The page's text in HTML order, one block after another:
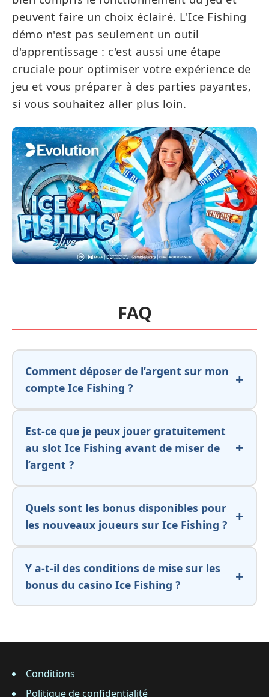
peuvent faire un choix éclairé. L'Ice Fishing
démo n'est pas seulement un outil
d'apprentissage : c'est aussi une étape
cruciale pour optimiser votre expérience de
jeu et vous préparer à des parties payantes,
si vous souhaitez aller plus loin.
FAQ
Comment déposer de l’argent sur mon
compte Ice Fishing ?
Est-ce que je peux jouer gratuitement
au slot Ice Fishing avant de miser de
l’argent ?
Quels sont les bonus disponibles pour
les nouveaux joueurs sur Ice Fishing ?
Y a-t-il des conditions de mise sur les
bonus du casino Ice Fishing ?
Conditions
Politique de confidentialité